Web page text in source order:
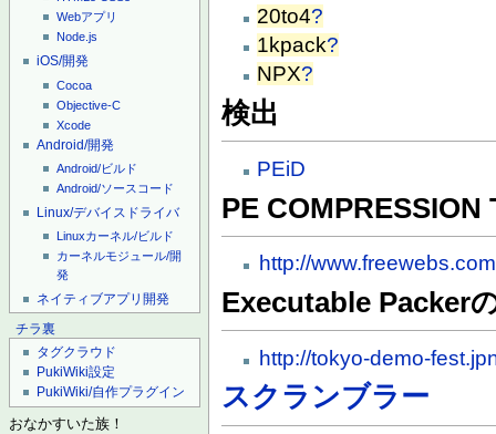
Webアプリ
Node.js
iOS/開発
Cocoa
Objective-C
Xcode
Android/開発
Android/ビルド
Android/ソースコード
Linux/デバイスドライバ
Linuxカーネル/ビルド
カーネルモジュール/開
発
ネイティブアプリ開発
チラ裏
タグクラウド
PukiWiki設定
PukiWiki/自作プラグイン
おなかすいた族！
20to4?
1kpack?
NPX?
検出
PEiD
PE COMPRESSION
http://
Executable Packer
http://tokyo-demo-
スクランブラー